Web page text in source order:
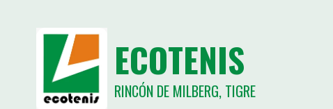
ECOTENIS
RINCÓN DE MILBERG, TIGRE